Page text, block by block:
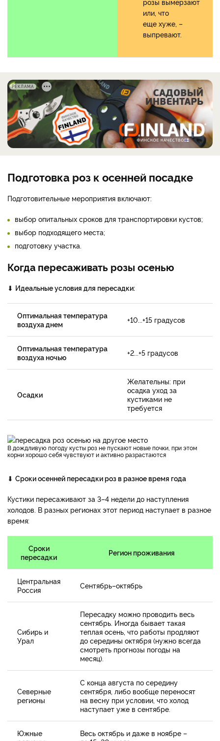
или, что
еще хуже, –
выпревают.
РЕКЛАМА
Подготовка роз к осенней посадке
Подготовительные мероприятия включают:
выбор опитальных сроков для транспортировки кустов;
выбор подходящего места;
подготовку участка.
Когда пересаживать розы осенью
⬇ Идеальные условия для пересадки:
Оптимальная температура
воздуха днем
+10...+15 градусов
Оптимальная температура
воздуха ночью
+2...+5 градусов
Осадки
Желательны: при
осадка уход за
кустиками не
требуется
В дождливую погоду кусты роз не пускают новые почки, при этом
корни хорошо себя чувствуют и активно разрастаются
⬇ Сроки осенней пересадки роз в разное время года
Кустики пересаживают за 3–4 недели до наступления
холодов. В разных регионах этот период наступает в разное
время:
Сроки
пересадки
Регион проживания
Центральная
Россия
Сентябрь–октябрь
Сибирь и
Урал
Пересадку можно проводить весь
сентябрь. Иногда бывает такая
теплая осень, что работы продляют
до середины октября (нужно всегда
смотреть прогнозы погоды на
месяц).
Северные
регионы
С конца августа по середину
сентября, либо вообще переносят
на весну при условии, что холод
наступает уже в сентябре.
Южные
Весь октябрь и даже в ноябре –